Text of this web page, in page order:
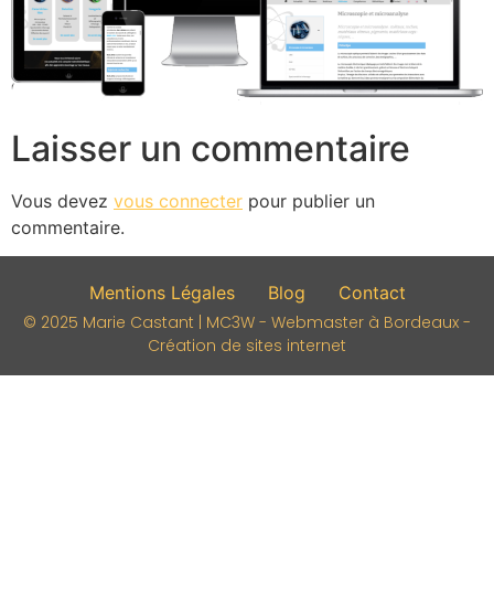
Laisser un commentaire
Vous devez vous connecter pour publier un
commentaire.
Mentions Légales Blog
Contact
© 2025 Marie Castant | MC3W - Webmaster à Bordeaux -
Création de sites internet